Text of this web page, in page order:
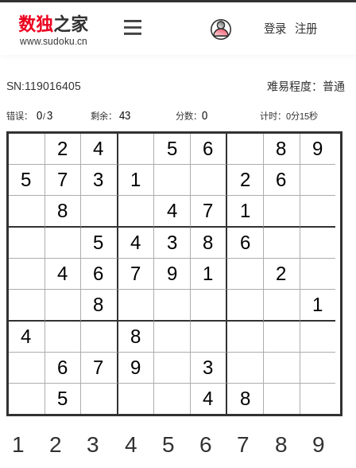
数独之家
www.sudoku.cn
登录 注册
SN:119016405 难易程度：普通
错误： / 剩余： 分数： 计时：0分15秒
1 2 3 4 5 6 7 8 9